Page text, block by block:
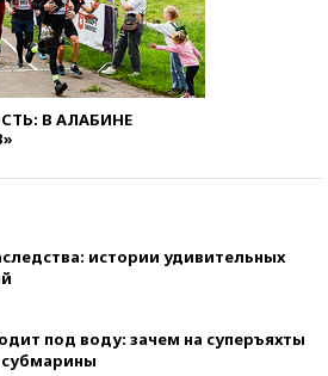
В АЛАБИНЕ
истории удивительных
под воду: зачем на суперъяхты